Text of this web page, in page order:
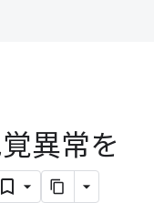
異常を